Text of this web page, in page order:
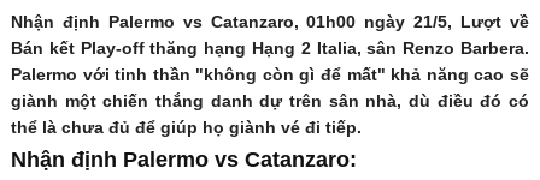
Nhận định Palermo vs Catanzaro, 01h00 ngày 21/5, Lượt về
Bán kết Play-off thăng hạng Hạng 2 Italia, sân Renzo Barbera.
Palermo với tinh thần "không còn gì để mất" khả năng cao sẽ
giành một chiến thắng danh dự trên sân nhà, dù điều đó có
thể là chưa đủ để giúp họ giành vé đi tiếp.
Nhận định Palermo vs Catanzaro: